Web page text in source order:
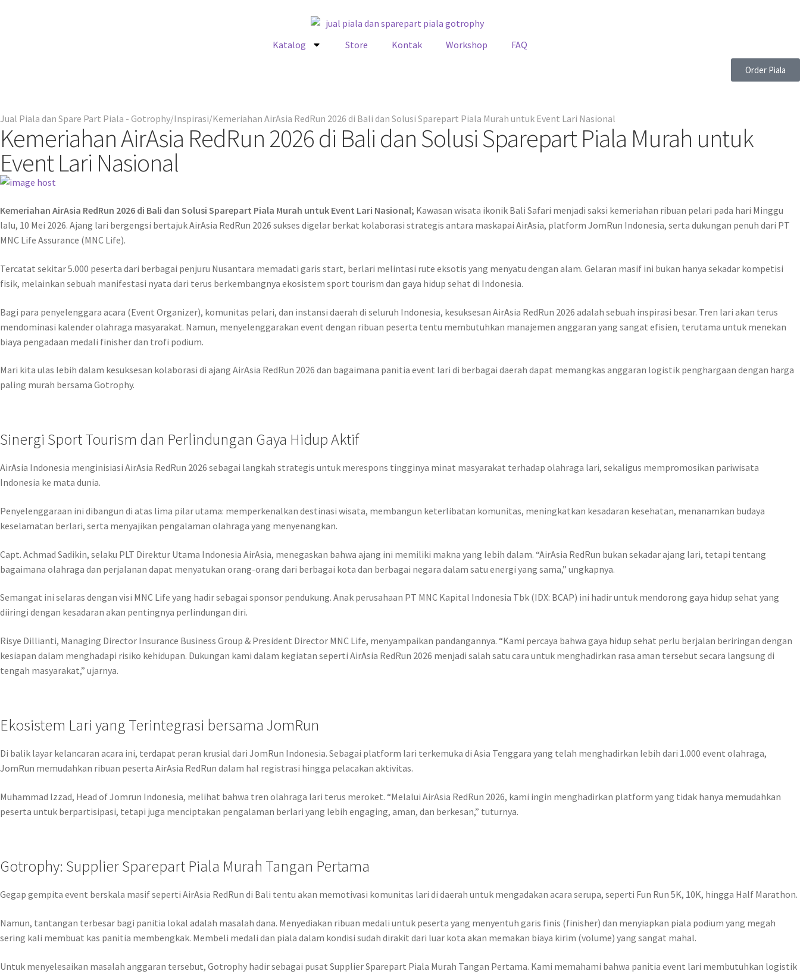
Katalog Store Kontak Workshop FAQ
Order Piala
Jual Piala dan Spare Part Piala - Gotrophy Inspirasi Kemeriahan AirAsia RedRun 2026 di Bali dan Solusi Sparepart Piala Murah untuk Event Lari Nasional
Kemeriahan AirAsia RedRun 2026 di Bali dan Solusi Sparepart Piala Murah untuk
Event Lari Nasional
Kemeriahan AirAsia RedRun 2026 di Bali dan Solusi Sparepart Piala Murah untuk Event Lari Nasional; Kawasan wisata ikonik Bali Safari menjadi saksi kemeriahan ribuan pelari pada hari Minggu
lalu, 10 Mei 2026. Ajang lari bergengsi bertajuk AirAsia RedRun 2026 sukses digelar berkat kolaborasi strategis antara maskapai AirAsia, platform JomRun Indonesia, serta dukungan penuh dari PT
MNC Life Assurance (MNC Life).
Tercatat sekitar 5.000 peserta dari berbagai penjuru Nusantara memadati garis start, berlari melintasi rute eksotis yang menyatu dengan alam. Gelaran masif ini bukan hanya sekadar kompetisi
fisik, melainkan sebuah manifestasi nyata dari terus berkembangnya ekosistem sport tourism dan gaya hidup sehat di Indonesia.
Bagi para penyelenggara acara (Event Organizer), komunitas pelari, dan instansi daerah di seluruh Indonesia, kesuksesan AirAsia RedRun 2026 adalah sebuah inspirasi besar. Tren lari akan terus
mendominasi kalender olahraga masyarakat. Namun, menyelenggarakan event dengan ribuan peserta tentu membutuhkan manajemen anggaran yang sangat efisien, terutama untuk menekan
biaya pengadaan medali finisher dan trofi podium.
Mari kita ulas lebih dalam kesuksesan kolaborasi di ajang AirAsia RedRun 2026 dan bagaimana panitia event lari di berbagai daerah dapat memangkas anggaran logistik penghargaan dengan harga
paling murah bersama Gotrophy.
Sinergi Sport Tourism dan Perlindungan Gaya Hidup Aktif
AirAsia Indonesia menginisiasi AirAsia RedRun 2026 sebagai langkah strategis untuk merespons tingginya minat masyarakat terhadap olahraga lari, sekaligus mempromosikan pariwisata
Indonesia ke mata dunia.
Penyelenggaraan ini dibangun di atas lima pilar utama: memperkenalkan destinasi wisata, membangun keterlibatan komunitas, meningkatkan kesadaran kesehatan, menanamkan budaya
keselamatan berlari, serta menyajikan pengalaman olahraga yang menyenangkan.
Capt. Achmad Sadikin, selaku PLT Direktur Utama Indonesia AirAsia, menegaskan bahwa ajang ini memiliki makna yang lebih dalam. “AirAsia RedRun bukan sekadar ajang lari, tetapi tentang
bagaimana olahraga dan perjalanan dapat menyatukan orang-orang dari berbagai kota dan berbagai negara dalam satu energi yang sama,” ungkapnya.
Semangat ini selaras dengan visi MNC Life yang hadir sebagai sponsor pendukung. Anak perusahaan PT MNC Kapital Indonesia Tbk (IDX: BCAP) ini hadir untuk mendorong gaya hidup sehat yang
diiringi dengan kesadaran akan pentingnya perlindungan diri.
Risye Dillianti, Managing Director Insurance Business Group & President Director MNC Life, menyampaikan pandangannya. “Kami percaya bahwa gaya hidup sehat perlu berjalan beriringan dengan
kesiapan dalam menghadapi risiko kehidupan. Dukungan kami dalam kegiatan seperti AirAsia RedRun 2026 menjadi salah satu cara untuk menghadirkan rasa aman tersebut secara langsung di
tengah masyarakat,” ujarnya.
Ekosistem Lari yang Terintegrasi bersama JomRun
Di balik layar kelancaran acara ini, terdapat peran krusial dari JomRun Indonesia. Sebagai platform lari terkemuka di Asia Tenggara yang telah menghadirkan lebih dari 1.000 event olahraga,
JomRun memudahkan ribuan peserta AirAsia RedRun dalam hal registrasi hingga pelacakan aktivitas.
Muhammad Izzad, Head of Jomrun Indonesia, melihat bahwa tren olahraga lari terus meroket. “Melalui AirAsia RedRun 2026, kami ingin menghadirkan platform yang tidak hanya memudahkan
peserta untuk berpartisipasi, tetapi juga menciptakan pengalaman berlari yang lebih engaging, aman, dan berkesan,” tuturnya.
Gotrophy: Supplier Sparepart Piala Murah Tangan Pertama
Gegap gempita event berskala masif seperti AirAsia RedRun di Bali tentu akan memotivasi komunitas lari di daerah untuk mengadakan acara serupa, seperti Fun Run 5K, 10K, hingga Half Marathon.
Namun, tantangan terbesar bagi panitia lokal adalah masalah dana. Menyediakan ribuan medali untuk peserta yang menyentuh garis finis (finisher) dan menyiapkan piala podium yang megah
sering kali membuat kas panitia membengkak. Membeli medali dan piala dalam kondisi sudah dirakit dari luar kota akan memakan biaya kirim (volume) yang sangat mahal.
Untuk menyelesaikan masalah anggaran tersebut, Gotrophy hadir sebagai pusat Supplier Sparepart Piala Murah Tangan Pertama. Kami memahami bahwa panitia event lari membutuhkan logistik